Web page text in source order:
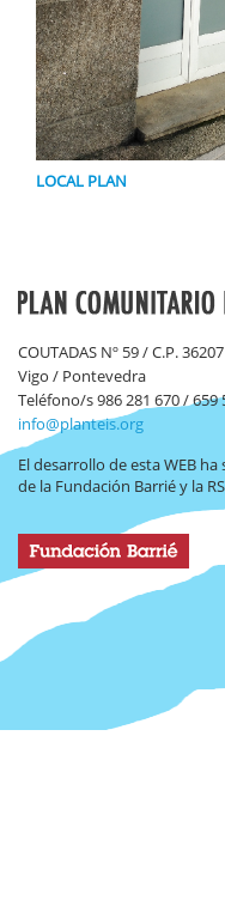
LOCAL PLAN
COUTADAS Nº 59 / C.P. 36207
Vigo / Pontevedra
Teléfono/s 986 281 670 / 659
info@planteis.org
El desarrollo de esta WEB
de la Fundación Barrié y la